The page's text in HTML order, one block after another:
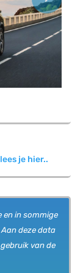
Next
je hier..
en in sommige
deze data
van de